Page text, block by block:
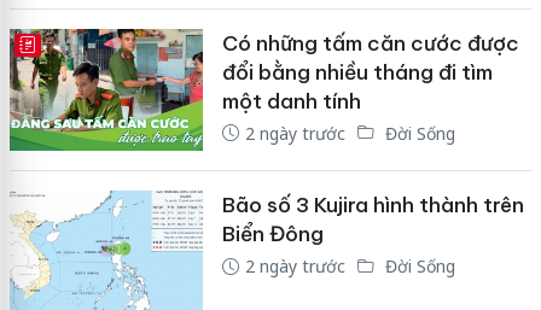
E-MAGAZINE
Có những tấm căn cước được
đổi bằng nhiều tháng đi tìm
một danh tính
2 ngày trước Đời Sống
Bão số 3 Kujira hình thành trên
Biển Đông
2 ngày trước Đời Sống